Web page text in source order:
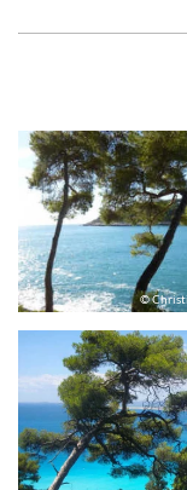
©